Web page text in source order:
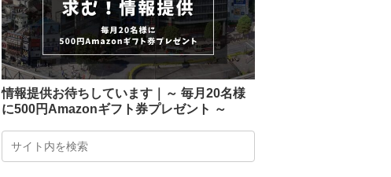
情報提供お待ちしています｜～ 毎月20名様
に500円Amazonギフト券プレゼント ～